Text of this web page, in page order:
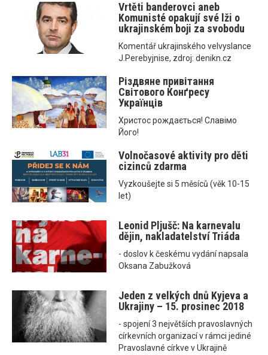
Vrtěti banderovci aneb
Komunisté opakují své lži o
ukrajinském boji za svobodu
Komentář ukrajinského velvyslance
J.Perebyjnise, zdroj: denikn.cz
Різдвяне привітання
Світового Конґресу
Українців
Христос рождається! Славімо
Його!
Volnočasové aktivity pro děti
cizinců zdarma
Vyzkoušejte si 5 měsíců (věk 10-15
let)
Leonid Pljušč: Na karnevalu
dějin, nakladatelství Triáda
- doslov k českému vydání napsala
Oksana Zabužková
Jeden z velkých dnů Kyjeva a
Ukrajiny – 15. prosinec 2018
- spojení 3 největších pravoslavných
církevních organizací v rámci jediné
Pravoslavné církve v Ukrajině